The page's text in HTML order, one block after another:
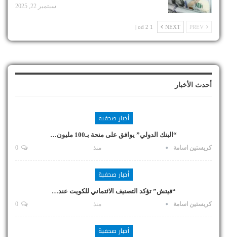
سبتمبر 22, 2025
NEXT
1 od 2 |
أحدث الأخبار
أخبار صحفية
“البنك الدولي” يوافق على منحة بـ100 مليون…
كريستين اسامة منذ
أخبار صحفية
“فيتش” تؤكد التصنيف الائتماني للكويت عند…
كريستين اسامة منذ
أخبار صحفية